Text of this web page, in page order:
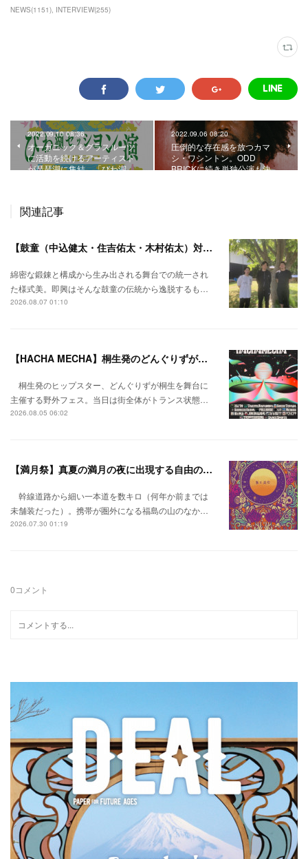
NEWS(1151) INTERVIEW(255)
2022.09.10 08:36
オーガニック＆グラスルーツ
に活動を続けるアーティスト
が琵琶湖に集結。「びわ湖…
2022.09.06 08:20
圧倒的な存在感を放つカマ
シ・ワシントン。ODD
BRICKに続き単独公演も決…
関連記事
【鼓童（中込健太・住吉佑太・木村佑太）対談】即興で得られる新たな感覚。
綿密な鍛錬と構成から生み出される舞台での統一され
た様式美。即興はそんな鼓童の伝統から逸脱するも…
2026.08.07 01:10
【HACHA MECHA】桐生発のどんぐりずが桐生をハチャメチャに彩る。
桐生発のヒップスター、どんぐりずが桐生を舞台に
主催する野外フェス。当日は街全体がトランス状態…
2026.08.05 06:02
【満月祭】真夏の満月の夜に出現する自由の桃源郷。
幹線道路から細い一本道を数キロ（何年か前までは
未舗装だった）。携帯が圏外になる福島の山のなか…
2026.07.30 01:19
0コメント